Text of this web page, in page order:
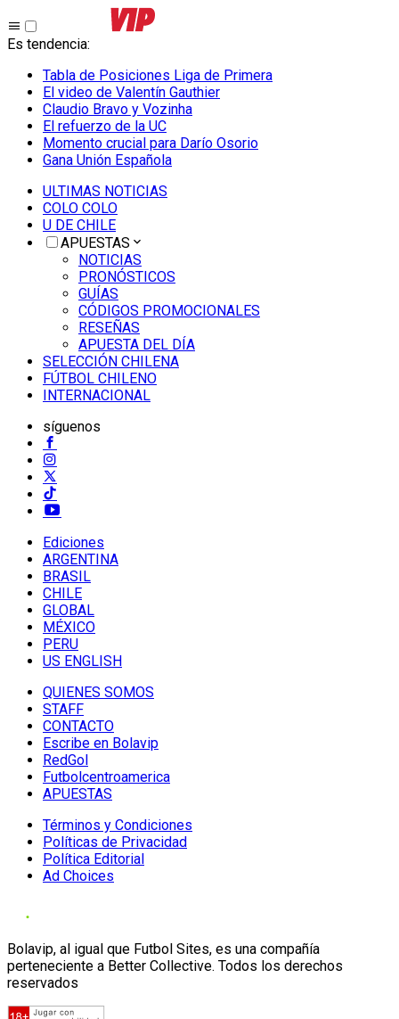
Es tendencia:
Tabla de Posiciones Liga de Primera
El video de Valentín Gauthier
Claudio Bravo y Vozinha
El refuerzo de la UC
Momento crucial para Darío Osorio
Gana Unión Española
ULTIMAS NOTICIAS
COLO COLO
U DE CHILE
APUESTAS
NOTICIAS
PRONÓSTICOS
GUÍAS
CÓDIGOS PROMOCIONALES
RESEÑAS
APUESTA DEL DÍA
SELECCIÓN CHILENA
FÚTBOL CHILENO
INTERNACIONAL
síguenos
Ediciones
ARGENTINA
BRASIL
CHILE
GLOBAL
MÉXICO
PERU
US ENGLISH
QUIENES SOMOS
STAFF
CONTACTO
Escribe en Bolavip
RedGol
Futbolcentroamerica
APUESTAS
Términos y Condiciones
Políticas de Privacidad
Política Editorial
Ad Choices
Bolavip, al igual que Futbol Sites, es una compañía
perteneciente a Better Collective. Todos los derechos
reservados